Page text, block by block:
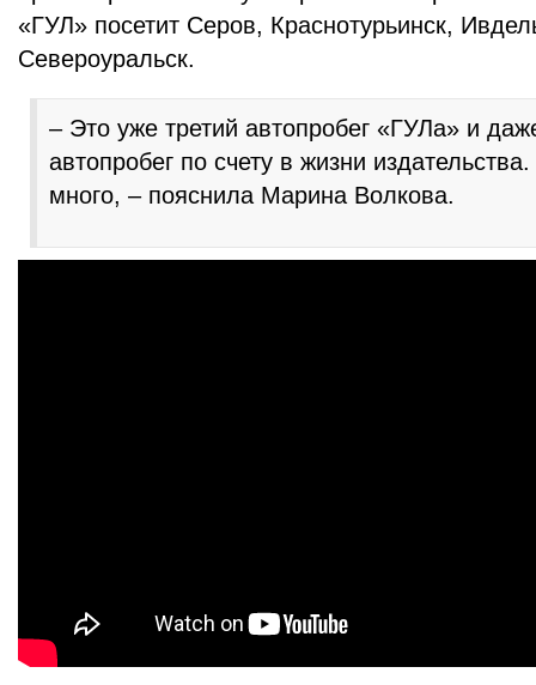
«ГУЛ» посетит Серов, Краснотурьинск,
Североуральск.
– Это уже третий автопробег «ГУЛа» и
автопробег по счету в жизни
много, – пояснила Марина Волкова.